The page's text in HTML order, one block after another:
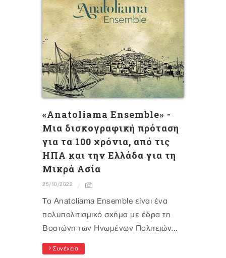
«Anatoliama Ensemble» -
Μια δισκογραφική πρόταση
για τα 100 χρόνια, από τις
ΗΠΑ και την Ελλάδα για τη
Μικρά Ασία
25/10/2022
To Anatoliama Ensemble είναι ένα
πολυπολιτισμικό σχήμα με έδρα τη
Βοστώνη των Ηνωμένων Πολιτειών...
Συνέχεια